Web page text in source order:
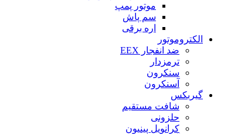
موتور پمپ
سم پاش
اره برقی
الکتروموتور
ضد انفجار EEX
ترمزدار
سنکرون
آسنکرون
گیربکس
شافت مستقیم
حلزونی
کرانویل پینیون